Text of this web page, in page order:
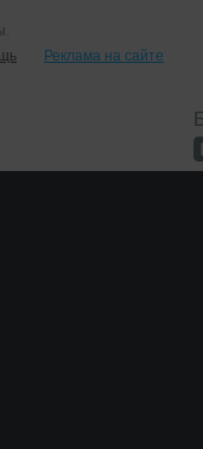
Реклама на сайте